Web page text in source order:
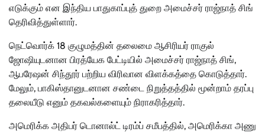
எடுக்கும் என இந்திய பாதுகாப்புத் துறை அமைச்சர் ராஜ்நாத் சிங்
தெரிவித்துள்ளார்.
நெட்வொர்க் 18 குழுமத்தின் தலைமை ஆசிரியர் ராகுல்
ஜோஷியுடனான பிரத்யேக பேட்டியில் அமைச்சர் ராஜ்நாத் சிங்,
ஆபரேஷன் சிந்தூர் பற்றிய விரிவான விளக்கத்தை கொடுத்தார்.
மேலும், பாகிஸ்தானுடனான சண்டை நிறுத்தத்தில் மூன்றாம் தரப்பு
தலையீடு எனும் தகவல்களையும் நிராகரித்தார்.
அமெரிக்க அதிபர் டொனால்ட் டிரம்ப் சமீபத்தில், அமெரிக்கா அணு